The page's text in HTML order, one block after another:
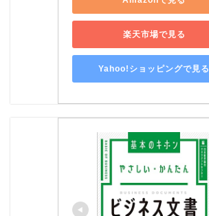
楽天市場で見る
Yahoo!ショッピングで見る